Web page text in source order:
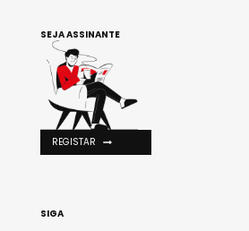
SEJA ASSINANTE
REGISTAR
SIGA